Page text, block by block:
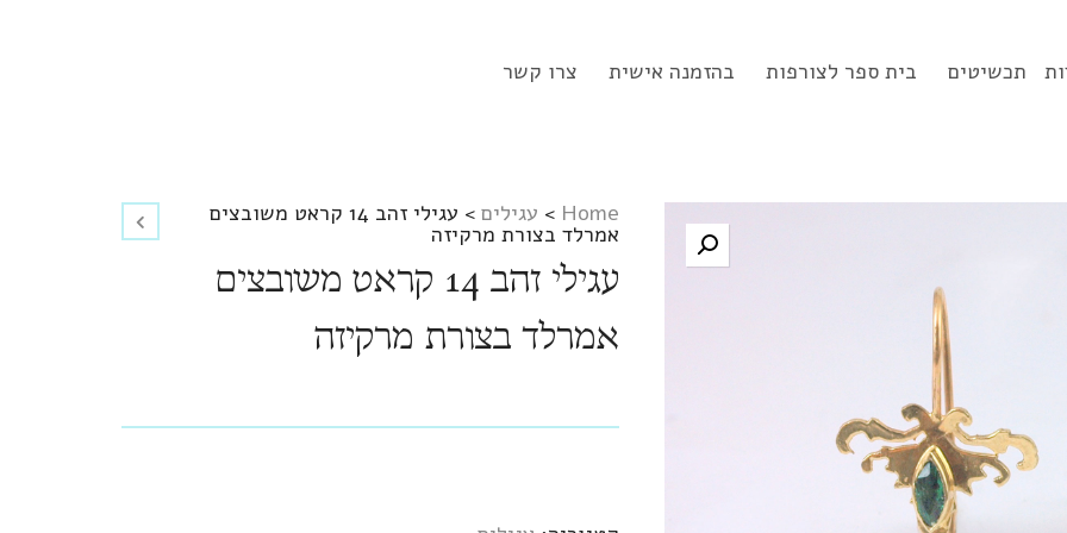
תכשיטים בית ספר לצורפות בהזמנה אישית צרו קשר
Home
> עגילים > עגילי זהב 14 קראט משובצים
אמרלד בצורת מרקיזה
עגילי זהב 14 קראט משובצים
אמרלד בצורת מרקיזה